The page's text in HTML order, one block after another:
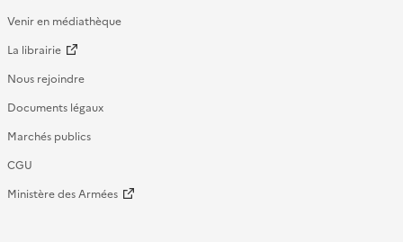
Venir en médiathèque
La librairie
Nous rejoindre
Documents légaux
Marchés publics
CGU
Ministère des Armées